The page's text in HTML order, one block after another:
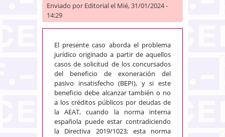
Enviado por Editorialel Mié, 31/01/2024 -
14:29
El presente caso aborda el problema
jurídico originado a partir de aquellos
casos de solicitud de los concursados
del beneficio de exoneración del
pasivo insatisfecho (BEPI), y si este
beneficio debe alcanzar también o no
a los créditos públicos por deudas de
la AEAT, cuando la norma interna
española puede estar contradiciendo
la Directiva 2019/1023; esta norma